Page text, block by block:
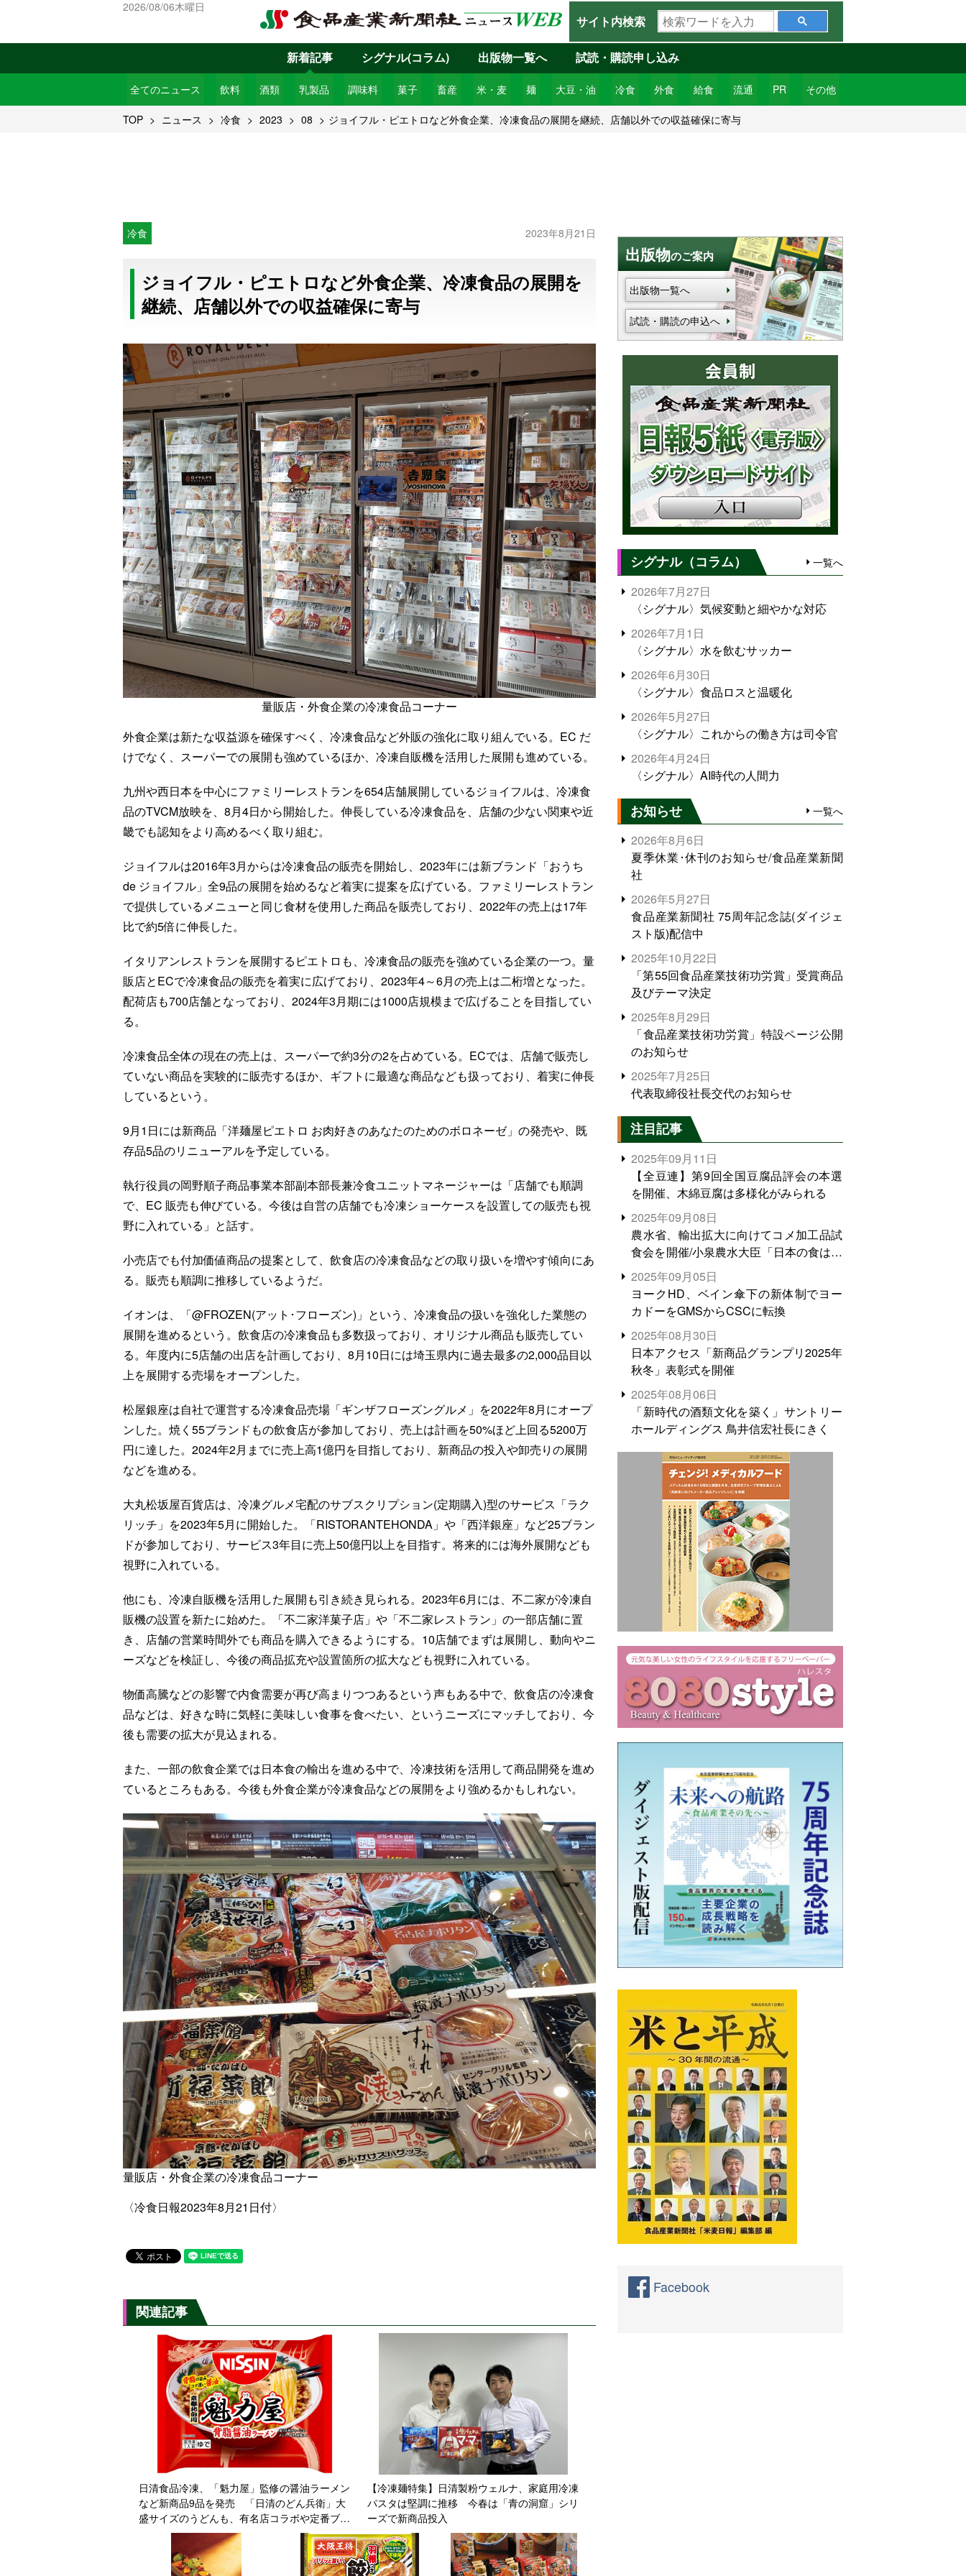
2026/08/06木曜日
サイト内検索
検
索
ワ
ー
ド
を
入
新着記事
全てのニュース 飲料 酒類 乳製品 調味料 菓子 畜産 米・麦 麺 大豆・油 冷食 外食 給食 流通 PR その他
シグナル(コラム) 出版物一覧へ 試読・購読申し込み
TOP ニュース 冷食 2023 08 ジョイフル・ピエトロなど外食企業、冷凍食品の展開を継続、店舗以外での収益確保に寄与
冷食 2023年8月21日
ジョイフル・ピエトロなど外食企業、冷凍食品の展開を
継続、店舗以外での収益確保に寄与
量販店・外食企業の冷凍食品コーナー
外食企業は新たな収益源を確保すべく、冷凍食品など外販の強化に取り組んでいる。EC だ
けでなく、スーパーでの展開も強めているほか、冷凍自販機を活用した展開も進めている。
九州や西日本を中心にファミリーレストランを654店舗展開しているジョイフルは、冷凍食
品のTVCM放映を、8月4日から開始した。伸長している冷凍食品を、店舗の少ない関東や近
畿でも認知をより高めるべく取り組む。
ジョイフルは2016年3月からは冷凍食品の販売を開始し、2023年には新ブランド「おうち
de ジョイフル」全9品の展開を始めるなど着実に提案を広げている。ファミリーレストラン
で提供しているメニューと同じ食材を使用した商品を販売しており、2022年の売上は17年
比で約5倍に伸長した。
イタリアンレストランを展開するピエトロも、冷凍食品の販売を強めている企業の一つ。量
販店とECで冷凍食品の販売を着実に広げており、2023年4～6月の売上は二桁増となった。
配荷店も700店舗となっており、2024年3月期には1000店規模まで広げることを目指してい
る。
冷凍食品全体の現在の売上は、スーパーで約3分の2を占めている。ECでは、店舗で販売し
ていない商品を実験的に販売するほか、ギフトに最適な商品なども扱っており、着実に伸長
しているという。
9月1日には新商品「洋麺屋ピエトロ お肉好きのあなたのためのボロネーゼ」の発売や、既
存品5品のリニューアルを予定している。
執行役員の岡野順子商品事業本部副本部長兼冷食ユニットマネージャーは「店舗でも順調
で、EC 販売も伸びている。今後は自営の店舗でも冷凍ショーケースを設置しての販売も視
野に入れている」と話す。
小売店でも付加価値商品の提案として、飲食店の冷凍食品などの取り扱いを増やす傾向にあ
る。販売も順調に推移しているようだ。
イオンは、「@FROZEN(アット･フローズン)」という、冷凍食品の扱いを強化した業態の
展開を進めるという。飲食店の冷凍食品も多数扱っており、オリジナル商品も販売してい
る。年度内に5店舗の出店を計画しており、8月10日には埼玉県内に過去最多の2,000品目以
上を展開する売場をオープンした。
松屋銀座は自社で運営する冷凍食品売場「ギンザフローズングルメ」を2022年8月にオープ
ンした。焼く55ブランドもの飲食店が参加しており、売上は計画を50%ほど上回る5200万
円に達した。2024年2月までに売上高1億円を目指しており、新商品の投入や卸売りの展開
などを進める。
大丸松坂屋百貨店は、冷凍グルメ宅配のサブスクリプション(定期購入)型のサービス「ラク
リッチ」を2023年5月に開始した。「RISTORANTEHONDA」や「西洋銀座」など25ブラン
ドが参加しており、サービス3年目に売上50億円以上を目指す。将来的には海外展開なども
視野に入れている。
他にも、冷凍自販機を活用した展開も引き続き見られる。2023年6月には、不二家が冷凍自
販機の設置を新たに始めた。「不二家洋菓子店」や「不二家レストラン」の一部店舗に置
き、店舗の営業時間外でも商品を購入できるようにする。10店舗でまずは展開し、動向やニ
ーズなどを検証し、今後の商品拡充や設置箇所の拡大なども視野に入れている。
物価高騰などの影響で内食需要が再び高まりつつあるという声もある中で、飲食店の冷凍食
品などは、好きな時に気軽に美味しい食事を食べたい、というニーズにマッチしており、今
後も需要の拡大が見込まれる。
また、一部の飲食企業では日本食の輸出を進める中で、冷凍技術を活用して商品開発を進め
ているところもある。今後も外食企業が冷凍食品などの展開をより強めるかもしれない。
量販店・外食企業の冷凍食品コーナー
〈冷食日報2023年8月21日付〉
関連記事
日清食品冷凍、「魁力屋」監修の醤油ラーメン
など新商品9品を発売 「日清のどん兵衛」大
盛サイズのうどんも、有名店コラボや定番ブラ
ンドに注力
【冷凍麺特集】日清製粉ウェルナ、家庭用冷凍
パスタは堅調に推移 今春は「青の洞窟」シリ
ーズで新商品投入
出版物のご案内
出版物一覧へ
試読・購読の申込へ
シグナル（コラム） 一覧へ
2026年7月27日
〈シグナル〉気候変動と細やかな対応
2026年7月1日
〈シグナル〉水を飲むサッカー
2026年6月30日
〈シグナル〉食品ロスと温暖化
2026年5月27日
〈シグナル〉これからの働き方は司令官
2026年4月24日
〈シグナル〉AI時代の人間力
お知らせ 一覧へ
2026年8月6日
夏季休業･休刊のお知らせ/食品産業新聞
社
2026年5月27日
食品産業新聞社 75周年記念誌(ダイジェ
スト版)配信中
2025年10月22日
「第55回食品産業技術功労賞」受賞商品
及びテーマ決定
2025年8月29日
「食品産業技術功労賞」特設ページ公開
のお知らせ
2025年7月25日
代表取締役社長交代のお知らせ
注目記事
2025年09月11日
【全豆連】第9回全国豆腐品評会の本選
を開催、木綿豆腐は多様化がみられる
2025年09月08日
農水省、輸出拡大に向けてコメ加工品試
食会を開催/小泉農水大臣「日本の食は世
界でトップをとれる。米増産に向けて、
米輸出需要の拡大を」
2025年09月05日
ヨークHD、ベイン傘下の新体制でヨー
カドーをGMSからCSCに転換
2025年08月30日
日本アクセス「新商品グランプリ2025年
秋冬」表彰式を開催
2025年08月06日
「新時代の酒類文化を築く」サントリー
ホールディングス 鳥井信宏社長にきく
Facebook